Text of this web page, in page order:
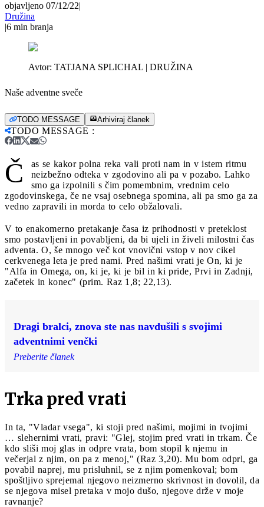
objavljeno 07/12/22|
Družina
|6 min branja
Avtor: TATJANA SPLICHAL | DRUŽINA
Naše adventne sveče
TODO MESSAGE Arhiviraj članek
TODO MESSAGE :
Č
as se kakor polna reka vali proti nam in v istem ritmu
neizbežno odteka v zgodovino ali pa v pozabo. Lahko
smo ga izpolnili s čim pomembnim, vrednim celo
zgodovinskega, če ne vsaj osebnega spomina, ali pa smo ga za
vedno zapravili in morda to celo obžalovali.
V to enakomerno pretakanje časa iz prihodnosti v preteklost
smo postavljeni in povabljeni, da bi ujeli in živeli milostni čas
adventa. O, še mnogo več kot vnovični vstop v nov cikel
cerkvenega leta je pred nami. Pred našimi vrati je On, ki je
"Alfa in Omega, on, ki je, ki je bil in ki pride, Prvi in Zadnji,
začetek in konec" (prim. Raz 1,8; 22,13).
Dragi bralci, znova ste nas navdušili s svojimi
adventnimi venčki
Preberite članek
Trka pred vrati
In ta, "Vladar vsega", ki stoji pred našimi, mojimi in tvojimi
… slehernimi vrati, pravi: "Glej, stojim pred vrati in trkam. Če
kdo sliši moj glas in odpre vrata, bom stopil k njemu in
večerjal z njim, on pa z menoj," (Raz 3,20). Mu bom odprl, ga
povabil naprej, mu prisluhnil, se z njim pomenkoval; bom
spoštljivo sprejemal njegovo neizmerno skrivnost in dovolil, da
se njegova misel pretaka v mojo dušo, njegove drže v moje
ravnanje?